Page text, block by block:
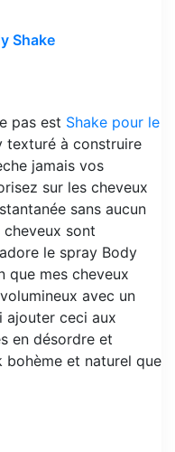
Shake
pas est Shake pour le
texturé à construire
jamais vos
sur les cheveux
sans aucun
sont
le spray Body
que mes cheveux
avec un
ajouter ceci aux
en désordre et
et naturel que